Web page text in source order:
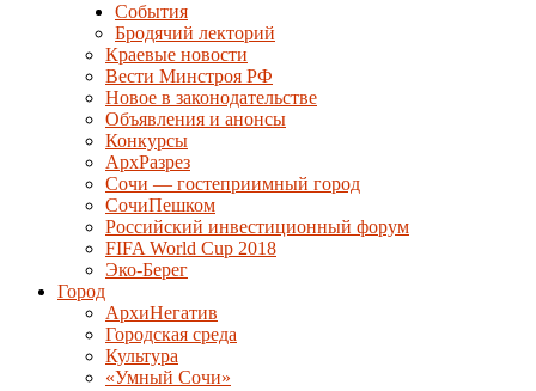
События
Бродячий лекторий
Краевые новости
Вести Минстроя РФ
Новое в законодательстве
Объявления и анонсы
Конкурсы
АрхРазрез
Сочи — гостеприимный город
СочиПешком
Российский инвестиционный форум
FIFA World Cup 2018
Эко-Берег
Город
АрхиНегатив
Городская среда
Культура
«Умный Сочи»